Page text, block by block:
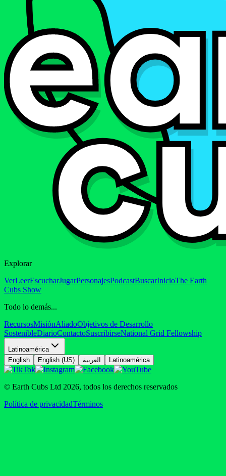
Explorar
VerLeerEscucharJugarPersonajesPodcastBuscarInicioThe Earth
Cubs Show
Todo lo demás...
RecursosMisiónAliadoObjetivos de Desarrollo
SostenibleDiarioContactoSuscribirseNational Grid Fellowship
Latinoamérica
English
English (US) العربية Latinoamérica
© Earth Cubs Ltd 2026, todos los derechos reservados
Política de privacidadTérminos